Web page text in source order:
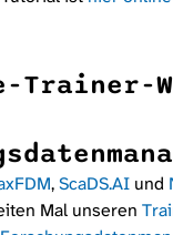
Trainer-
,ScaDS.AI und
Mal unseren